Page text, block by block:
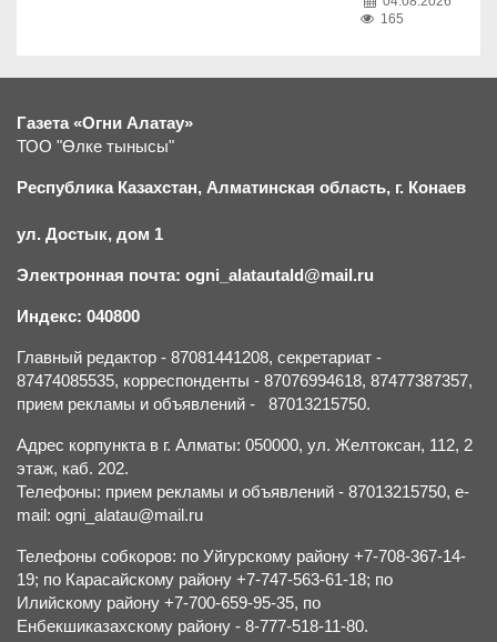
165
Газета «Огни Алатау»
ТОО "Өлке тынысы"
Республика Казахстан, Алматинская область, г. Конаев
ул. Достык, дом 1
Электронная почта: ogni_alatautald@mail.ru
Индекс: 040800
Главный редактор - 87081441208, секретариат -
87474085535, корреспонденты - 87076994618, 87477387357,
прием рекламы и объявлений - 87013215750.
Адрес корпункта в г. Алматы: 050000, ул. Желтоксан, 112, 2
этаж, каб. 202.
Телефоны: прием рекламы и объявлений - 87013215750, e-
mail: ogni_alatau@mail.ru
Телефоны собкоров: по Уйгурскому району +7-708-367-14-
19; по Карасайскому району +7-747-563-61-18; по
Илийскому району +7-700-659-95-35, по
Енбекшиказахскому району - 8-777-518-11-80.